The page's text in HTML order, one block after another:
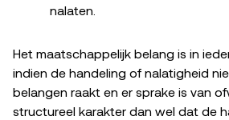
nalaten.
Het maatschappelijk belang is in
indien de handeling of nalatigheid
belangen raakt en er sprake is van
structureel karakter dan wel dat de